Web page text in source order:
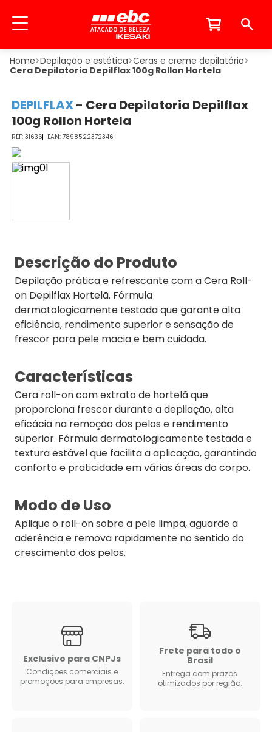
Depilação e estética Ceras e creme depilatório
Cera Depilatoria Depilflax 100g Rollon Hortela
DEPILFLAX- Cera Depilatoria Depilflax
100g Rollon Hortela
31636 7898522372346
Descrição do Produto
Depilação prática e refrescante com a Cera Roll-
on Depilflax Hortelã. Fórmula
dermatologicamente testada que garante alta
eficiência, rendimento superior e sensação de
frescor para pele macia e bem cuidada.
Características
Cera roll-on com extrato de hortelã que
proporciona frescor durante a depilação, alta
eficácia na remoção dos pelos e rendimento
superior. Fórmula dermatologicamente testada e
textura estável que facilita a aplicação, garantindo
conforto e praticidade em várias áreas do corpo.
Modo de Uso
Aplique o roll-on sobre a pele limpa, aguarde a
aderência e remova rapidamente no sentido do
crescimento dos pelos.
Exclusivo para CNPJs
Condições comerciais e
promoções para empresas.
Frete para todo o
Brasil
Entrega com prazos
otimizados por região.